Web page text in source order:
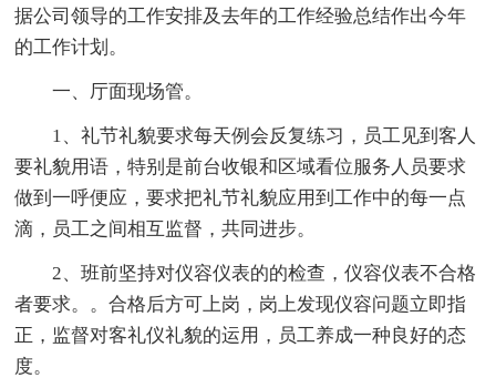
据公司领导的工作安排及去年的工作经验总结作出今年
的工作计划。
一、厅面现场管。
1、礼节礼貌要求每天例会反复练习，员工见到客人
要礼貌用语，特别是前台收银和区域看位服务人员要求
做到一呼便应，要求把礼节礼貌应用到工作中的每一点
滴，员工之间相互监督，共同进步。
2、班前坚持对仪容仪表的的检查，仪容仪表不合格
者要求。。合格后方可上岗，岗上发现仪容问题立即指
正，监督对客礼仪礼貌的运用，员工养成一种良好的态
度。